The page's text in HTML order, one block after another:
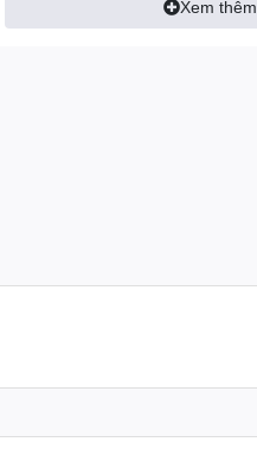
Xem thêm